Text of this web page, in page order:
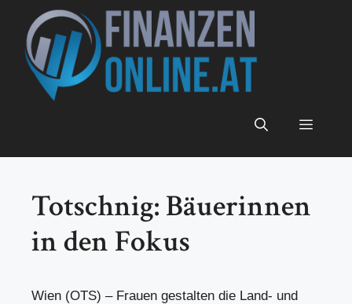
Inhalt
springen
Menü
Totschnig: Bäuerinnen
in den Fokus
Wien (OTS) – Frauen gestalten die Land- und